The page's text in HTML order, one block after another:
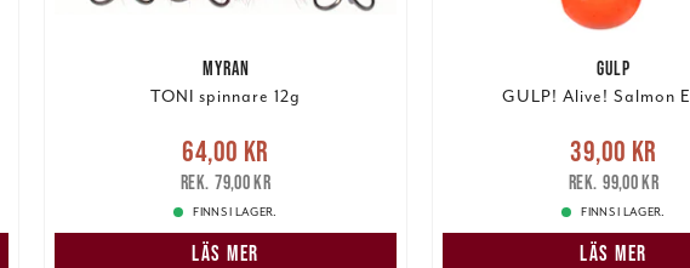
MYRAN
TONI spinnare 12g
Nuvarande pris:64,00 kr
pris: 79,00 kr
64,00 kr
79,00 kr
FINNS I LAGER.
LÄS MER
GULP
GULP! Alive! Salmon
Nuvarande pris :39,00 kr
pris: 99,00 kr
39,00 kr
99,00 kr
FINNS I LAGER.
LÄS MER